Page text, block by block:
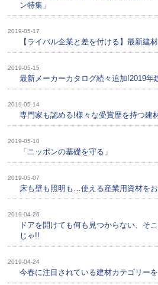
ン特集」
2019-05-17
【ライバル企業と差を付ける】最新建
2019-05-15
最新メーカーカタログ続々追加!2019年
2019-05-14
専門家も認める!様々な受賞歴を持つ建
2019-05-10
「ニッポンの基礎を守る」
2019-05-07
床も壁も照明も…使える産業用資材を
2019-04-26
ドアを開けても何も見つからない、そ
じゃ!!
2019-04-24
今春に注目されている建材カテゴリー